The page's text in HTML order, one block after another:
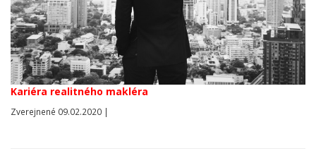
Kariéra realitného makléra
Zverejnené 09.02.2020 |